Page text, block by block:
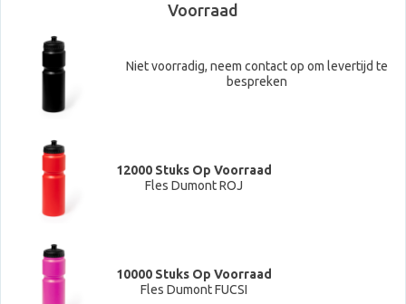
Voorraad
Niet voorradig, neem contact op om levertijd te
bespreken
12000 Stuks Op Voorraad
Fles Dumont ROJ
10000 Stuks Op Voorraad
Fles Dumont FUCSI